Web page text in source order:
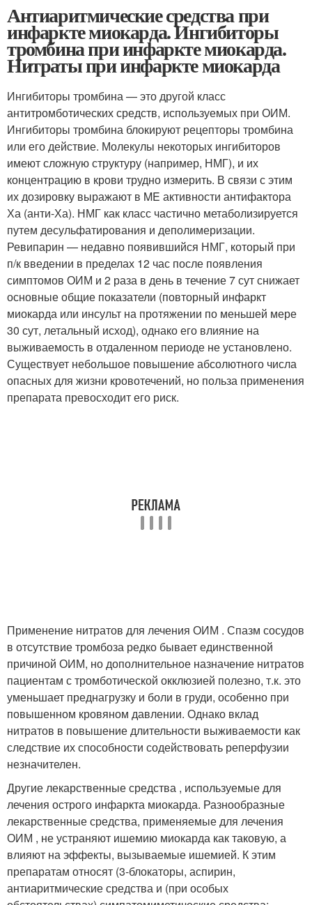
Антиаритмические средства при
инфаркте миокарда. Ингибиторы
тромбина при инфаркте миокарда.
Нитраты при инфаркте миокарда
Ингибиторы тромбина — это другой класс
антитромботических средств, используемых при ОИМ.
Ингибиторы тромбина блокируют рецепторы тромбина
или его действие. Молекулы некоторых ингибиторов
имеют сложную структуру (например, НМГ), и их
концентрацию в крови трудно измерить. В связи с этим
их дозировку выражают в ME активности антифактора
Ха (анти-Ха). НМГ как класс частично метаболизируется
путем десульфатирования и деполимеризации.
Ревипарин — недавно появившийся НМГ, который при
п/к введении в пределах 12 час после появления
симптомов ОИМ и 2 раза в день в течение 7 сут снижает
основные общие показатели (повторный инфаркт
миокарда или инсульт на протяжении по меньшей мере
30 сут, летальный исход), однако его влияние на
выживаемость в отдаленном периоде не установлено.
Существует небольшое повышение абсолютного числа
опасных для жизни кровотечений, но польза применения
препарата превосходит его риск.
Применение нитратов для лечения ОИМ . Спазм сосудов
в отсутствие тромбоза редко бывает единственной
причиной ОИМ, но дополнительное назначение нитратов
пациентам с тромботической окклюзией полезно, т.к. это
уменьшает преднагрузку и боли в груди, особенно при
повышенном кровяном давлении. Однако вклад
нитратов в повышение длительности выживаемости как
следствие их способности содействовать реперфузии
незначителен.
Другие лекарственные средства , используемые для
лечения острого инфаркта миокарда. Разнообразные
лекарственные средства, применяемые для лечения
ОИМ , не устраняют ишемию миокарда как таковую, а
влияют на эффекты, вызываемые ишемией. К этим
препаратам относят (3-блокаторы, аспирин,
антиаритмические средства и (при особых